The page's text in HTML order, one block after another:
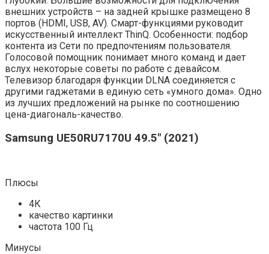
внешних устройств – на задней крышке размещено 8
портов (HDMI, USB, AV). Смарт-функциями руководит
искусственный интеллект ThinQ. Особенности: подбор
контента из Сети по предпочтениям пользователя.
Голосовой помощник понимает много команд и дает
вслух некоторые советы по работе с девайсом.
Телевизор благодаря функции DLNA соединяется с
другими гаджетами в единую сеть «умного дома». Одно
из лучших предложений на рынке по соотношению
цена-диагональ-качество.
Samsung UE50RU7170U 49.5″ (2021)
Плюсы
4К
качество картинки
частота 100 Гц
Минусы